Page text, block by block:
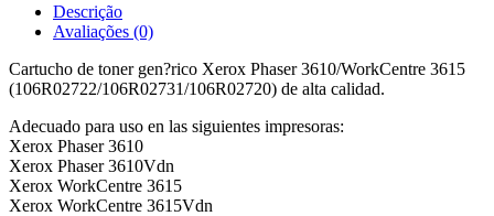
Compativel
Descrição
Avaliações (0)
Cartucho de toner gen?rico Xerox Phaser 3610/WorkCentre 3615
(106R02722/106R02731/106R02720) de alta calidad.
Adecuado para uso en las siguientes impresoras:
Xerox Phaser 3610
Xerox Phaser 3610Vdn
Xerox WorkCentre 3615
Xerox WorkCentre 3615Vdn